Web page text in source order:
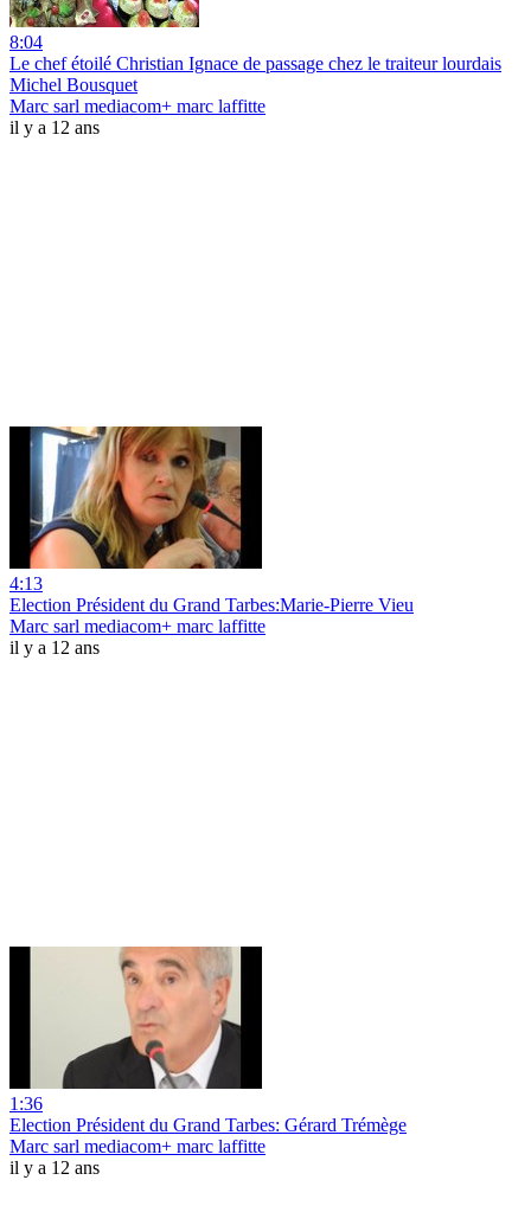
8:04
Le chef étoilé Christian Ignace de passage chez le traiteur lourdais
Michel Bousquet
Marc sarl mediacom+ marc laffitte
il y a 12 ans
4:13
Election Président du Grand Tarbes:Marie-Pierre Vieu
Marc sarl mediacom+ marc laffitte
il y a 12 ans
1:36
Election Président du Grand Tarbes: Gérard Trémège
Marc sarl mediacom+ marc laffitte
il y a 12 ans